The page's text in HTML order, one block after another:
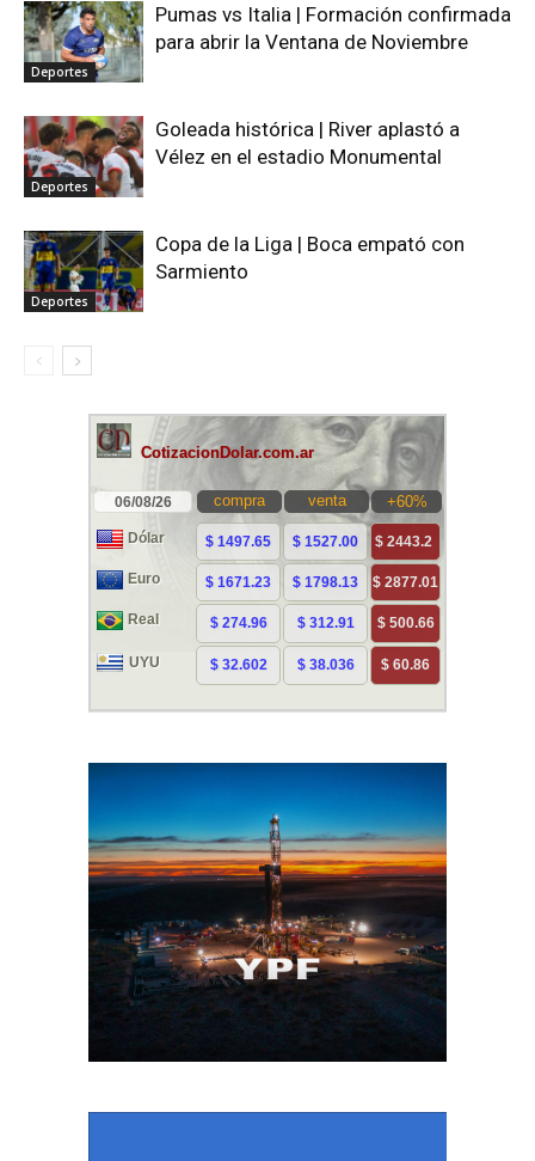
Deportes
Pumas vs Italia | Formación confirmada
para abrir la Ventana de Noviembre
Deportes
Goleada histórica | River aplastó a
Vélez en el estadio Monumental
Deportes
Copa de la Liga | Boca empató con
Sarmiento